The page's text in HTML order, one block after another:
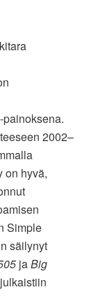
2002–
on hyvä,
Simple
säilynyt
jaBig
julkaistiin